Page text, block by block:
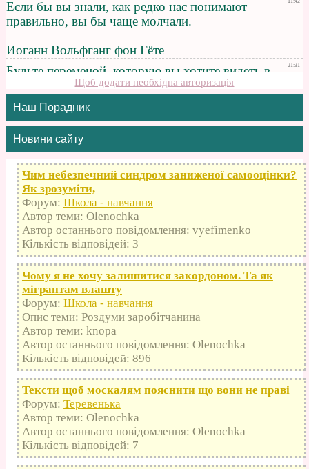
Щоб додати необхідна авторизація
Наш Порадник
Новини сайту
Чим небезпечний синдром заниженої самооцінки?
Як зрозуміти,
Форум: Школа - навчання
Автор теми: Olenochka
Автор останнього повідомлення: vyefimenko
Кількість відповідей: 3
Чому я не хочу залишитися закордоном. Та як
мігрантам влашту
Форум: Школа - навчання
Опис теми: Роздуми заробітчанина
Автор теми: knopa
Автор останнього повідомлення: Olenochka
Кількість відповідей: 896
Тексти щоб москалям пояснити що вони не праві
Форум: Теревенька
Автор теми: Olenochka
Автор останнього повідомлення: Olenochka
Кількість відповідей: 7